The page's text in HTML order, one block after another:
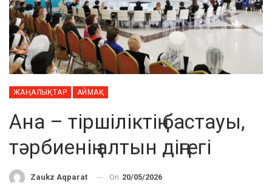
ЖАҢАЛЫҚТАР АЙМАҚ
Ана – тіршіліктің бастауы,
тәрбиенің алтын діңгегі
Zaukz Aqparat On 20/05/2026